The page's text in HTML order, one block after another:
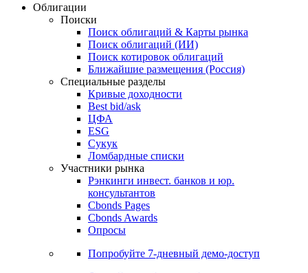
Облигации
Поиски
Поиск облигаций & Карты рынка
Поиск облигаций (ИИ)
Поиск котировок облигаций
Ближайшие размещения (Россия)
Специальные разделы
Кривые доходности
Best bid/ask
ЦФА
ESG
Сукук
Ломбардные списки
Участники рынка
Рэнкинги инвест. банков и юр.
консультантов
Cbonds Pages
Cbonds Awards
Опросы
Попробуйте 7-дневный демо-доступ